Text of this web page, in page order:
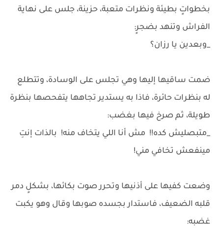
بخطواتٍ بطيئة ونظرات متعبة، حزينة، جلس على نهاية
الفراش وتنهد بضجرٍ:
_وبعدين يا رزان؟
ضمت ساقيها إليها وهي تجلس على الوسادة، وتتطلع
له بنظرات حائرة، فاذا به يستدير تجاهها يتفحصها بنظرة
طويلة، ثم صرخ فيها بغضب:
_متبصليش كده!! مش أنا اللي يتخاف منه! بالذات إنتِ
مينفعش تخافي مني!
وضعت كفيها على أذنيها وتحرر صوت بكائها، بشكلٍ دمر
قلبه الضعيف، فاستدار بجسده صوبها وقال وهو يكبت
غضبه: